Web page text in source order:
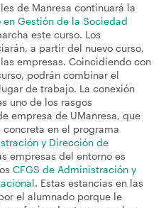
de Manresa continuará la
en Gestión de la Sociedad
este curso. Los
a partir del nuevo curso,
empresas. Coincidiendo con
podrán combinar el
de trabajo. La conexión
uno de los rasgos
empresa de UManresa, que
concreta en el programa
y Dirección de
empresas del entorno es
CFGS de Administración y
. Estas estancias en las
el alumnado porque le